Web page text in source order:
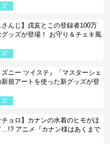
さんじ】戌亥とこの登録者100万
グッズが登場！ お守り＆チェキ風
ズニー ツイステ』「マスターシェ
新規アートを使った新グッズが登
チョロ】カナンの水着のヒモがほ
…!? アニメ『カナン様はあくまで